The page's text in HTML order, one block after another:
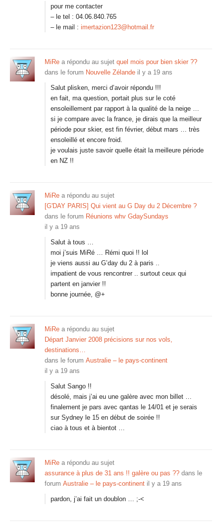
pour me contacter
– le tel : 04.06.840.765
– le mail : imertazion123@hotmail.fr
MiRe a répondu au sujet quel mois pour bien skier ??
dans le forum Nouvelle Zélande il y a 19 ans
Salut plisken, merci d’avoir répondu !!!
en fait, ma question, portait plus sur le coté
ensoleillement par rapport à la qualité de la neige …
si je compare avec la france, je dirais que la meilleur
période pour skier, est fin février, début mars … très
ensoleillé et encore froid.
je voulais juste savoir quelle était la meilleure période
en NZ !!
MiRe a répondu au sujet
[G'DAY PARIS] Qui vient au G Day du 2 Décembre ?
dans le forum Réunions whv GdaySundays
il y a 19 ans
Salut à tous …
moi j’suis MiRé … Rémi quoi !! lol
je viens aussi au G’day du 2 à paris ..
impatient de vous rencontrer .. surtout ceux qui
partent en janvier !!
bonne journée, @+
MiRe a répondu au sujet
Départ Janvier 2008 précisions sur nos vols,
destinations…
dans le forum Australie – le pays-continent
il y a 19 ans
Salut Sango !!
désolé, mais j’ai eu une galère avec mon billet …
finalement je pars avec qantas le 14/01 et je serais
sur Sydney le 15 en début de soirée !!
ciao à tous et à bientot …
MiRe a répondu au sujet
assurance à plus de 31 ans !! galère ou pas ?? dans le
forum Australie – le pays-continent il y a 19 ans
pardon, j’ai fait un doublon … ;-<